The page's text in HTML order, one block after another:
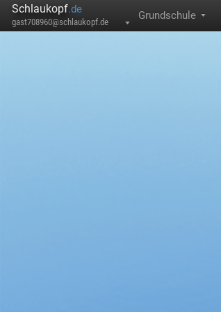
Schlaukopf.de
gast708960@schlaukopf.de ▼
Grundschule ▼